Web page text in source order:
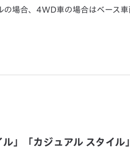
場合、4WD車の場合はベース車
」「カジュアル スタイル」